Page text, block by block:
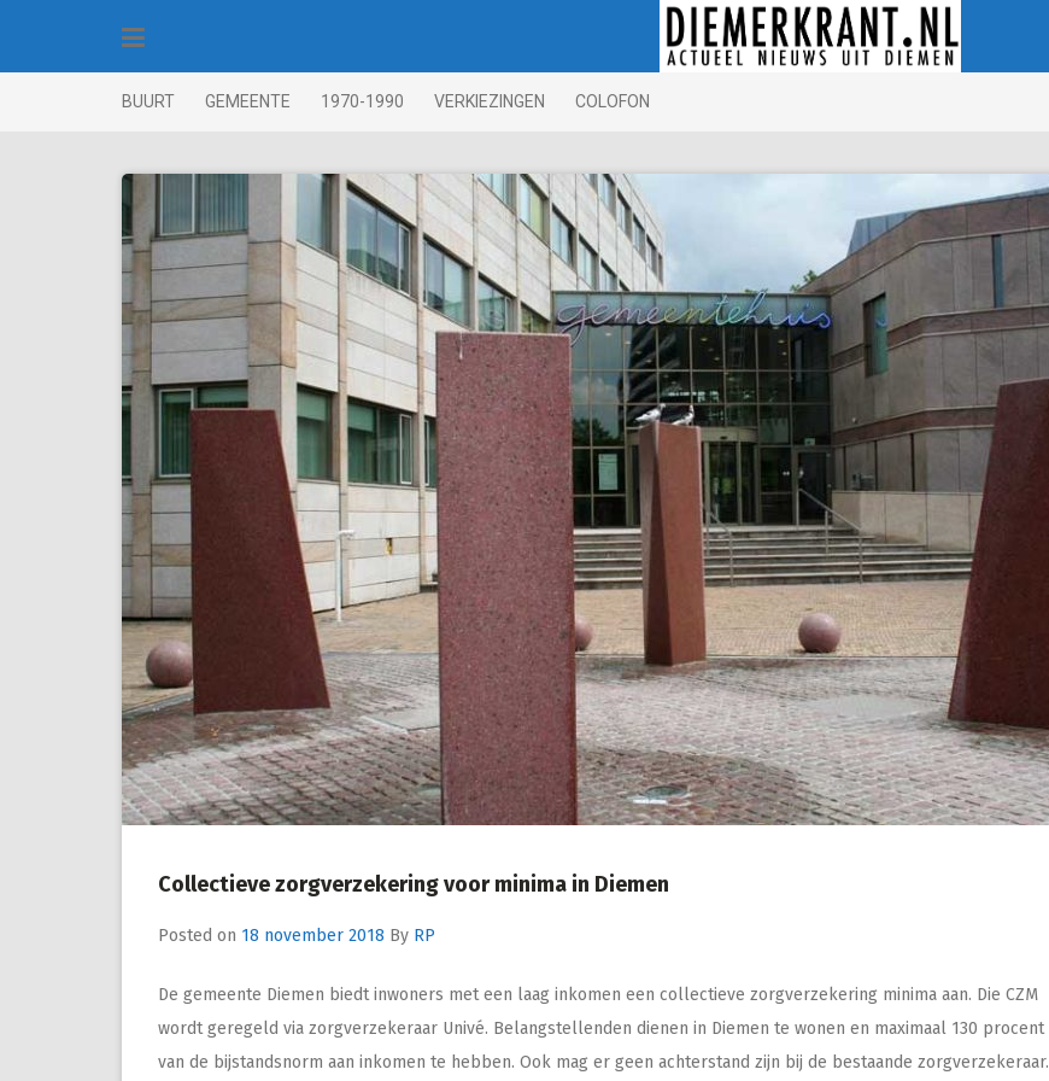
BUURT GEMEENTE 1970-1990 VERKIEZINGEN COLOFON
Collectieve zorgverzekering voor minima in Diemen
Posted on 18 november 2018 By RP
De gemeente Diemen biedt inwoners met een laag inkomen een collectieve zorgverzekering minima aan. Die CZM
wordt geregeld via zorgverzekeraar Univé. Belangstellenden dienen in Diemen te wonen en maximaal 130 procent
van de bijstandsnorm aan inkomen te hebben. Ook mag er geen achterstand zijn bij de bestaande zorgverzekeraar.